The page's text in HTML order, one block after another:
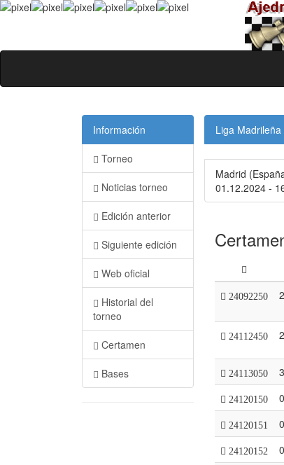
Información
Torneo
Noticias torneo
Edición anterior
Siguiente edición
Web oficial
Historial del
torneo
Certamen
Bases
Liga
Madrid
01.12.2024 -
24092250
24112450
24113050
24120150
24120151
24120152